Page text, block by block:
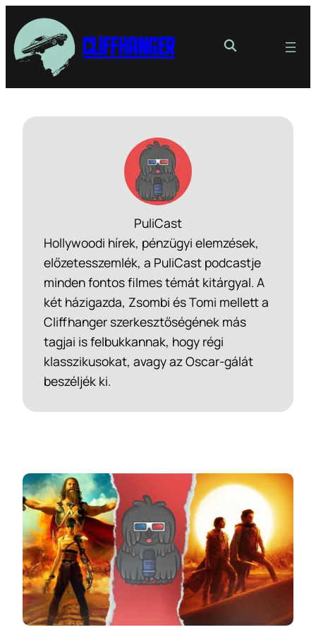
Cliffhanger
PuliCast
Hollywoodi hírek, pénzügyi elemzések,
előzetesszemlék, a PuliCast podcastje
minden fontos filmes témát kitárgyal. A
két házigazda, Zsombi és Tomi mellett a
Cliffhanger szerkesztőségének más
tagjai is felbukkannak, hogy régi
klasszikusokat, avagy az Oscar-gálát
beszéljék ki.